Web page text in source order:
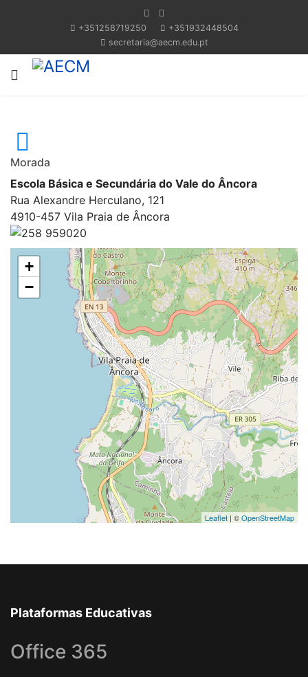
+351258719250
+351932448504
secretaria@aecm.edu.pt
Morada
Escola Básica e Secundária do Vale do Âncora
Rua Alexandre Herculano, 121
4910-457 Vila Praia de Âncora
258 959020
+
−
Leaflet | ©OpenStreetMap
Plataformas Educativas
Office 365